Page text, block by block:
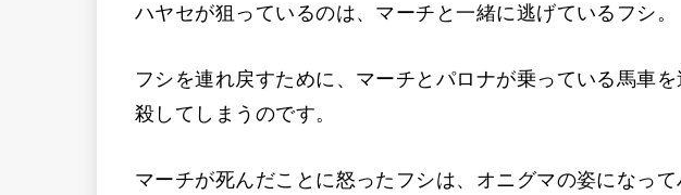
ハヤセが狙っているのは、マーチと一緒に逃げているフシ。
フシを連れ戻すために、マーチとパロナが乗っている馬車
殺してしまうのです。
マーチが死んだことに怒ったフシは、オニグマの姿になって